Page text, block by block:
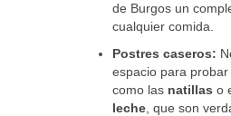
de Burgos un
cualquier comida.
Postres caseros:
espacio para probar
como las natillas o
leche , que son